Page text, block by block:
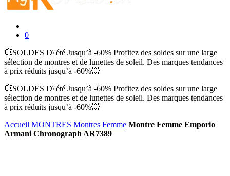
0
💥SOLDES D\'été Jusqu’à -60% Profitez des soldes sur une large
sélection de montres et de lunettes de soleil. Des marques tendances
à prix réduits jusqu’à -60%💥
💥SOLDES D\'été Jusqu’à -60% Profitez des soldes sur une large
sélection de montres et de lunettes de soleil. Des marques tendances
à prix réduits jusqu’à -60%💥
Accueil MONTRES Montres Femme Montre Femme Emporio
Armani Chronograph AR7389